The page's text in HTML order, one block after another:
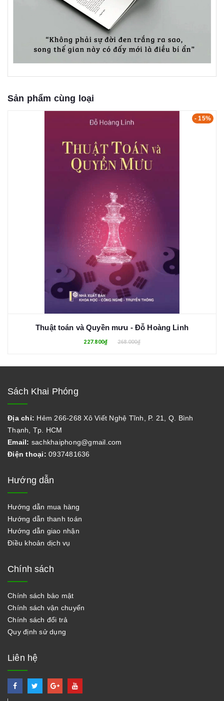
Sản phẩm cùng loại
- 15%
Thuật toán và Quyền mưu - Đỗ Hoàng Linh
227.800₫ 268.000₫
Sách Khai Phóng
Địa chỉ: Hẻm 266-268 Xô Viết Nghệ Tĩnh, P. 21, Q. Bình
Thạnh, Tp. HCM
Email: sachkhaiphong@gmail.com
Điện thoại: 0937481636
Hướng dẫn
Hướng dẫn mua hàng
Hướng dẫn thanh toán
Hướng dẫn giao nhận
Điều khoản dịch vụ
Chính sách
Chính sách bảo mật
Chính sách vận chuyển
Chính sách đổi trả
Quy định sử dụng
Liên hệ